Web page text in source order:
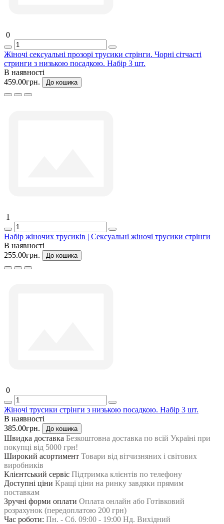
0
Жіночі сексуальні прозорі трусики стрінги. Чорні сітчасті
стринги з низькою посадкою. Набір 3 шт.
В наявності
459.00грн.
До кошика
1
Набір жіночих трусиків | Сексуальні жіночі трусики стрінги
В наявності
255.00грн.
До кошика
0
Жіночі трусики стрінги з низькою посадкою. Набір 3 шт.
В наявності
385.00грн.
До кошика
Швидка доставка Безкоштовна доставка по всій Україні при
покупці від 5000 грн!
Широкий асортимент Товари від вітчизняних і світових
виробників
Клієнтський сервіс Підтримка клієнтів по телефону
Доступні ціни Кращі ціни на ринку завдяки прямим
поставкам
Зручні форми оплати Оплата онлайн або Готівковий
розрахунок (передоплатою 200 грн)
Час роботи: Пн. - Сб. 09:00 - 19:00 Нд. Вихідний